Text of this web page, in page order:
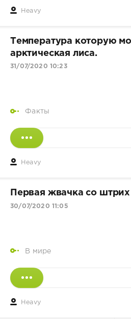
Heavy
Температура которую
арктическая лиса.
31/07/2020 10:23
Факты
Heavy
Первая жвачка со
30/07/2020 11:05
В мире
Heavy